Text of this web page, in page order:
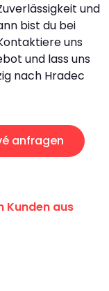
und
bist du bei
uns
und lass uns
nach Hradec
anfragen
Kunden aus